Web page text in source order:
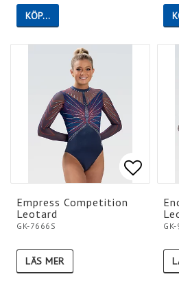
KÖP…
Lägg
Lägg
Empress Competition
Leotard
GK-7666S
LÄS MER